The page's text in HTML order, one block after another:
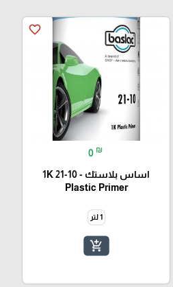
favorite_border
0 ₪
اساس بلاستك - 10-21 1K
Plastic Primer
1 لتر
add_shopping_cart